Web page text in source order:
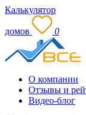
Калькулятор
домов 0
О компании
Отзывы и
Видео-блог